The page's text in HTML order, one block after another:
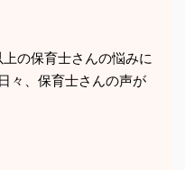
の保育士さんの悩みに
々、保育士さんの声が